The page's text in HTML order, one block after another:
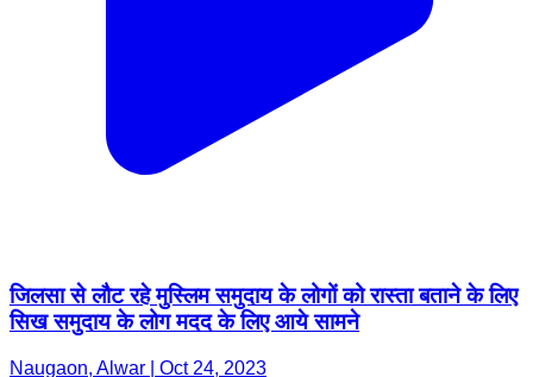
जिलसा से लौट रहे मुस्लिम समुदाय के लोगों को रास्ता बताने के लिए
सिख समुदाय के लोग मदद के लिए आये सामने
Naugaon, Alwar | Oct 24, 2023